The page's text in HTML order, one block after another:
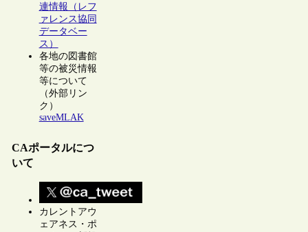
連情報（レフ
ァレンス協同
データベー
ス）
各地の図書館
等の被災情報
等について
（外部リン
ク）
saveMLAK
CAポータルにつ
いて
カレントアウ
ェアネス・ポ